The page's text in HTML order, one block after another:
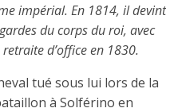
impérial. En 1814, il devint
du corps du roi, avec
d’office en 1830.
tué sous lui lors de la
à Solférino en